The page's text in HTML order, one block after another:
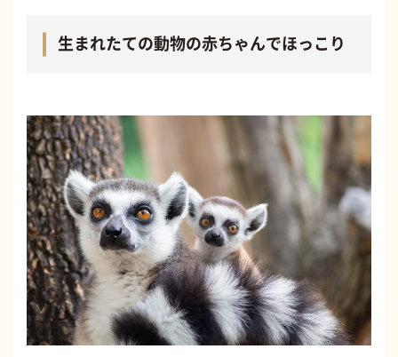
生まれたての動物の赤ちゃんでほっこり